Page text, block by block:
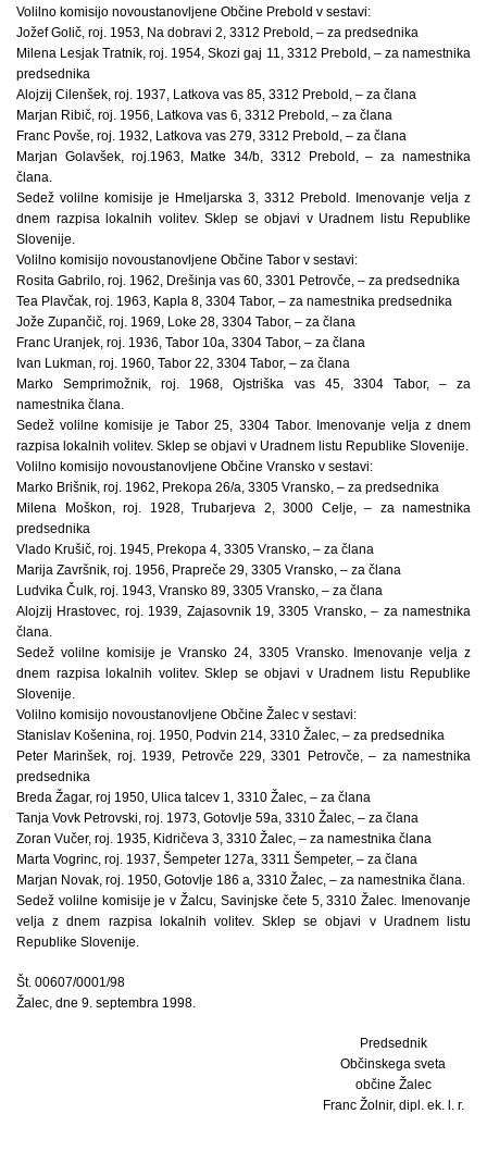
Volilno komisijo novoustanovljene Občine Prebold v sestavi:
Jožef Golič, roj. 1953, Na dobravi 2, 3312 Prebold, – za predsednika
Milena Lesjak Tratnik, roj. 1954, Skozi gaj 11, 3312 Prebold, – za namestnika
predsednika
Alojzij Cilenšek, roj. 1937, Latkova vas 85, 3312 Prebold, – za člana
Marjan Ribič, roj. 1956, Latkova vas 6, 3312 Prebold, – za člana
Franc Povše, roj. 1932, Latkova vas 279, 3312 Prebold, – za člana
Marjan Golavšek, roj.1963, Matke 34/b, 3312 Prebold, – za namestnika
člana.
Sedež volilne komisije je Hmeljarska 3, 3312 Prebold. Imenovanje velja z
dnem razpisa lokalnih volitev. Sklep se objavi v Uradnem listu Republike
Slovenije.
Volilno komisijo novoustanovljene Občine Tabor v sestavi:
Rosita Gabrilo, roj. 1962, Drešinja vas 60, 3301 Petrovče, – za predsednika
Tea Plavčak, roj. 1963, Kapla 8, 3304 Tabor, – za namestnika predsednika
Jože Zupančič, roj. 1969, Loke 28, 3304 Tabor, – za člana
Franc Uranjek, roj. 1936, Tabor 10a, 3304 Tabor, – za člana
Ivan Lukman, roj. 1960, Tabor 22, 3304 Tabor, – za člana
Marko Semprimožnik, roj. 1968, Ojstriška vas 45, 3304 Tabor, – za
namestnika člana.
Sedež volilne komisije je Tabor 25, 3304 Tabor. Imenovanje velja z dnem
razpisa lokalnih volitev. Sklep se objavi v Uradnem listu Republike Slovenije.
Volilno komisijo novoustanovljene Občine Vransko v sestavi:
Marko Brišnik, roj. 1962, Prekopa 26/a, 3305 Vransko, – za predsednika
Milena Moškon, roj. 1928, Trubarjeva 2, 3000 Celje, – za namestnika
predsednika
Vlado Krušič, roj. 1945, Prekopa 4, 3305 Vransko, – za člana
Marija Završnik, roj. 1956, Prapreče 29, 3305 Vransko, – za člana
Ludvika Čulk, roj. 1943, Vransko 89, 3305 Vransko, – za člana
Alojzij Hrastovec, roj. 1939, Zajasovnik 19, 3305 Vransko, – za namestnika
člana.
Sedež volilne komisije je Vransko 24, 3305 Vransko. Imenovanje velja z
dnem razpisa lokalnih volitev. Sklep se objavi v Uradnem listu Republike
Slovenije.
Volilno komisijo novoustanovljene Občine Žalec v sestavi:
Stanislav Košenina, roj. 1950, Podvin 214, 3310 Žalec, – za predsednika
Peter Marinšek, roj. 1939, Petrovče 229, 3301 Petrovče, – za namestnika
predsednika
Breda Žagar, roj 1950, Ulica talcev 1, 3310 Žalec, – za člana
Tanja Vovk Petrovski, roj. 1973, Gotovlje 59a, 3310 Žalec, – za člana
Zoran Vučer, roj. 1935, Kidričeva 3, 3310 Žalec, – za namestnika člana
Marta Vogrinc, roj. 1937, Šempeter 127a, 3311 Šempeter, – za člana
Marjan Novak, roj. 1950, Gotovlje 186 a, 3310 Žalec, – za namestnika člana.
Sedež volilne komisije je v Žalcu, Savinjske čete 5, 3310 Žalec. Imenovanje
velja z dnem razpisa lokalnih volitev. Sklep se objavi v Uradnem listu
Republike Slovenije.
Št. 00607/0001/98
Žalec, dne 9. septembra 1998.
Predsednik
Občinskega sveta
občine Žalec
Franc Žolnir, dipl. ek. l. r.